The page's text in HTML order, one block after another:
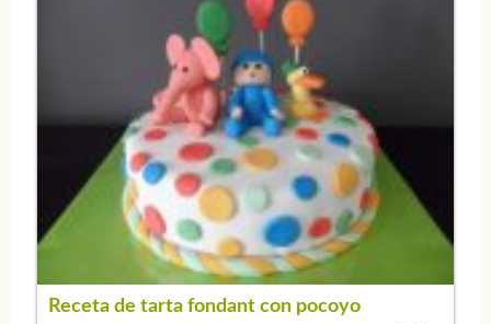
Receta de tarta fondant con pocoyo